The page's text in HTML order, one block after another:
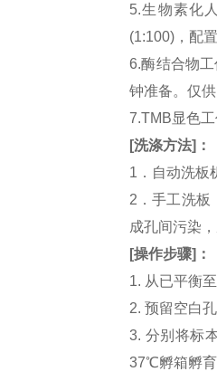
5.生物素化
(1:100)，配
6.酶结合物
钟准备。仅
7.TMB显色
[洗涤方法] ：
1．自动洗板
2．手工洗板
成孔间污染
[操作步骤] ：
1. 从已平衡
2. 预留空白
3. 分别将标
37℃孵箱孵